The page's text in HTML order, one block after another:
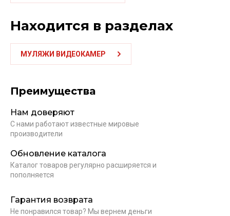
Находится в разделах
МУЛЯЖИ ВИДЕОКАМЕР
Преимущества
Нам доверяют
С нами работают известные мировые
производители
Обновление каталога
Каталог товаров регулярно расширяется и
пополняется
Гарантия возврата
Не понравился товар? Мы вернем деньги